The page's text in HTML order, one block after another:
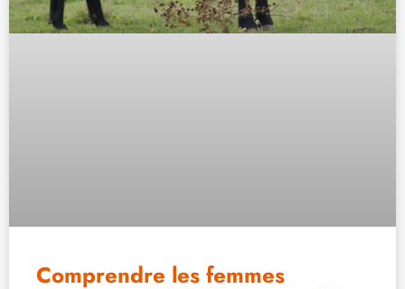
Comprendre les femmes